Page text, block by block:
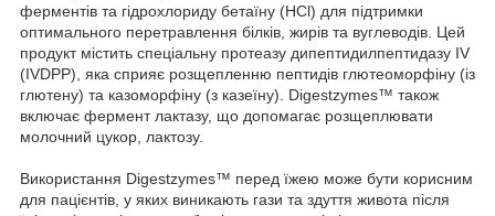
ферментів та гідрохлориду бетаїну (HCl) для підтримки
оптимального перетравлення білків, жирів та вуглеводів. Цей
продукт містить спеціальну протеазу дипептидилпептидазу IV
(IVDPP), яка сприяє розщепленню пептидів глютеоморфіну (із
глютену) та казоморфіну (з казеїну). Digestzymes™ також
включає фермент лактазу, що допомагає розщеплювати
молочний цукор, лактозу.
Використання Digestzymes™ перед їжею може бути корисним
для пацієнтів, у яких виникають гази та здуття живота після